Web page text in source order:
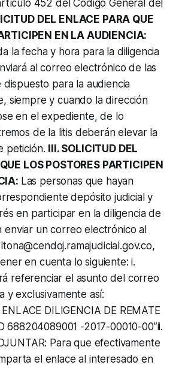
452 del Código General del
DEL ENLACE PARA QUE
EN LA AUDIENCIA:
la fecha y hora para la diligencia
al correo electrónico de las
para la audiencia
siempre y cuando la dirección
en el expediente, de lo
de la litis deberán elevar la
petición. III. SOLICITUD DEL
LOS POSTORES PARTICIPEN
Las personas que hayan
depósito judicial y
en participar en la diligencia de
enviar un correo electrónico al
en cuenta lo siguiente: i.
referenciar el asunto del correo
y exclusivamente así:
DILIGENCIA DE REMATE
688204089001 -2017-00010-00”ii.
Para que efectivamente
el enlace al interesado en